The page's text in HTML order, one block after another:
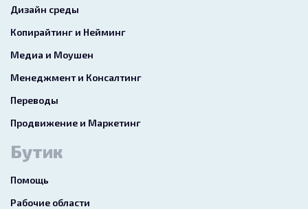
Дизайн среды
Копирайтинг и Нейминг
Медиа и Моушен
Менеджмент и Консалтинг
Переводы
Продвижение и Маркетинг
Бутик
Помощь
Рабочие области